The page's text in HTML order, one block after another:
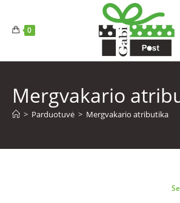
0
Mergvakario
> Parduotuvė > Mergvakario atributika